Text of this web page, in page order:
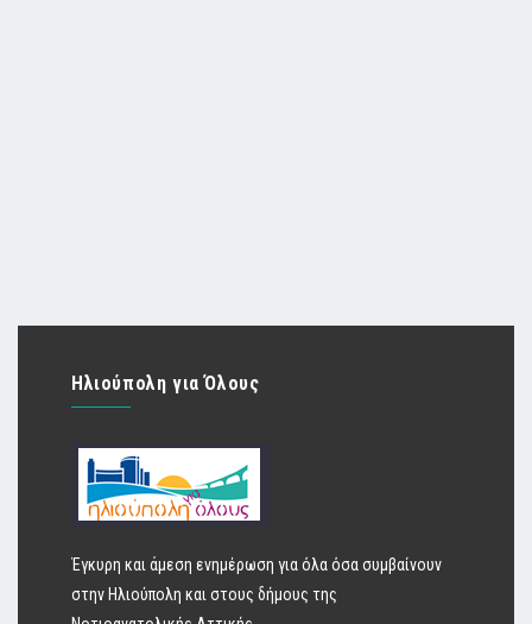
Ηλιούπολη για Όλους
Έγκυρη και άμεση ενημέρωση για όλα όσα συμβαίνουν
στην Ηλιούπολη και στους δήμους της